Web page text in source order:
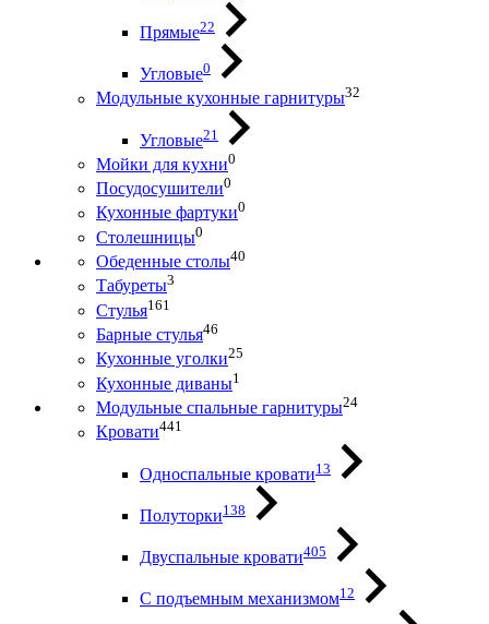
Прямые22
Угловые0
Модульные кухонные гарнитуры32
Угловые21
Мойки для кухни0
Посудосушители0
Кухонные фартуки0
Столешницы0
Обеденные столы40
Табуреты3
Стулья161
Барные стулья46
Кухонные уголки25
Кухонные диваны1
Модульные спальные гарнитуры24
Кровати441
Односпальные кровати13
Полуторки138
Двуспальные кровати405
С подъемным механизмом12